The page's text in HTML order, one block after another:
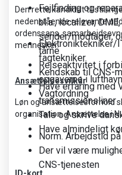
Fejlfinding og
bl.a., localizer,
sender/modtager,
tårne
Rejseaktivitet i
opgaverne i
Vagtordning
Den rette kandidat til
nedenstående relevante
ordenssans,
mennesker.Elektroniktekniker/
fagtekniker.
Kendskab til CNS-
Have erfaring med
transmissionsliner
Tale og skrive
Have almindeligt
Ansættelsesvilkår
Løn og ansættelsesforhold
organisation. Ansættelse i
Norm. Arbejdstid
Der vil være
CNS-tjenesten
ID-kort